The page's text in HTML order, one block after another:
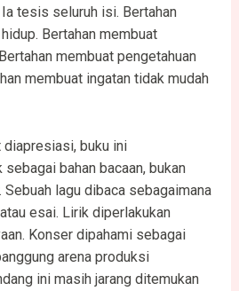
Ia tesis seluruh isi. Bertahan
Bertahan membuat
membuat pengetahuan
membuat ingatan tidak mudah
diapresiasi, buku ini
bahan bacaan, bukan
Sebuah lagu dibaca sebagaimana
esai. Lirik diperlakukan
Konser dipahami sebagai
arena produksi
ini masih jarang ditemukan